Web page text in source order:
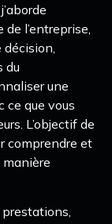
l’entreprise,
du
une
ce que vous
L’objectif de
comprendre et
manière
prestations,